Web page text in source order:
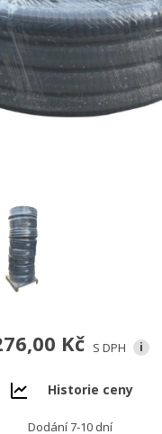
Kč S DPH i
Historie ceny
Dodání 7-10 dní